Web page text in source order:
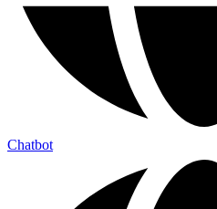
Chatbot